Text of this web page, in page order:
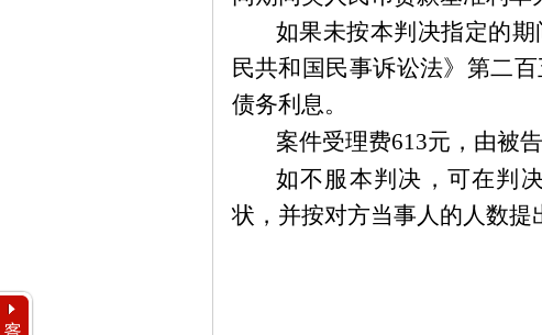
如果未按本判决指定的
民共和国民事诉讼法》第二
债务利息。
案件受理费613元，由被
如不服本判决，可在判
状，并按对方当事人的人数提